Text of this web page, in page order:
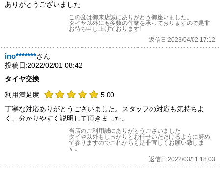
ありがとうございました
この度は御来店誠にありがとう御座いました。
タイヤ以外にも多数の作業を承っておりますので是非
お待ち申し上げております!
返信日:2023/04/02 17:12
ino*******さん
投稿日:2022/02/01 08:42
タイヤ交換
利用満足度
5.00
丁寧な対応ありがとうございました。スタッフの対応も気持ちよ
く、分かりやすく説明して頂きました。
当店のご利用誠にありがとうございました
タイや以外もしっかりとお任せいただけるように努め
て参りますのでこれからも是非宜しくお願い致しま
す。
返信日:2022/03/11 18:03